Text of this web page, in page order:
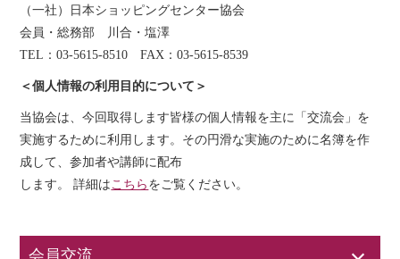
（一社）日本ショッピングセンター協会
会員・総務部 川合・塩澤
TEL：03-5615-8510 FAX：03-5615-8539
＜個人情報の利用目的について＞
当協会は、今回取得します皆様の個人情報を主に「交流会」を
実施するために利用します。その円滑な実施のために名簿を作
成して、参加者や講師に配布
します。 詳細はこちら をご覧ください。